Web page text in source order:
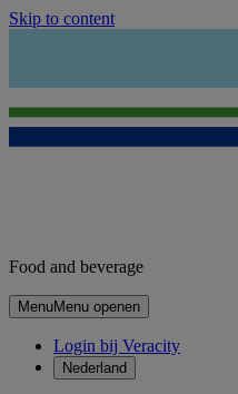
Skip to content
Food and beverage
MenuMenu openen
Login bij Veracity
Nederland